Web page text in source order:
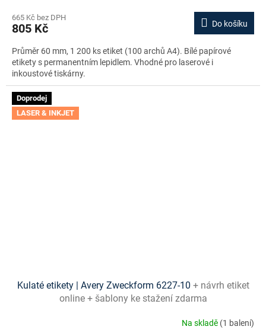
665 Kč bez DPH
805 Kč Do košíku
Průměr 60 mm, 1 200 ks etiket (100 archů A4). Bílé papírové
etikety s permanentním lepidlem. Vhodné pro laserové i
inkoustové tiskárny.
Doprodej
LASER & INKJET
Kulaté etikety | Avery Zweckform 6227-10 + návrh etiket
online + šablony ke stažení zdarma
Na skladě (1 balení)